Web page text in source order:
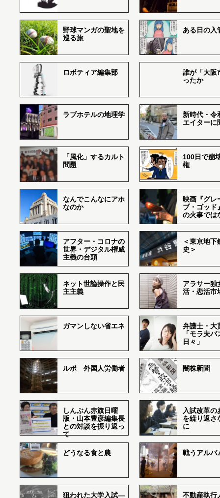
野球マンガの聖地を
巡る旅
ある日の入
ロボティア編集部
誰が「大阪
ったか
ラブホテルの地理学
新時代・令
エイターに
「風化」するカルト
問題
100日で崩
権
なんでこんなにアホ
なのか
映画『グレ
ブ・ゴッド
の火事では
アフター・コロナの
世界・デジタル権威
主義の台頭
＜東京地下
史＞
ネット世論操作と民
主主義
アラサー独
活・恋活市
ガマンしない省エネ
弁護士・大
「モラ夫
日々」
ルポ 外国人労働者 闇株新聞
しんぶん赤旗日曜
版・山本豊彦編集長
との対談を振り返っ
て
入試改革の
を繰り返さ
に
どうなる食と農 戦うアルバ
狙われた大学入試―
不動産執行